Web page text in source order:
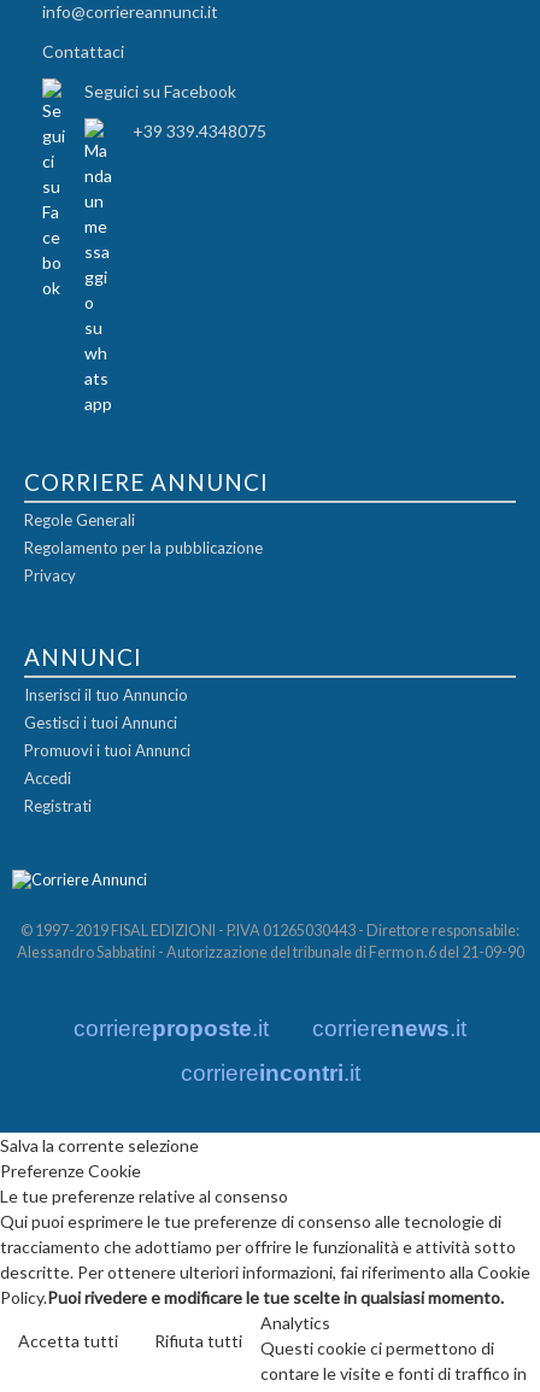
info@corriereannunci.it
Contattaci
Seguici su Facebook
+39 339.4348075
CORRIERE ANNUNCI
Regole Generali
Regolamento per la pubblicazione
Privacy
ANNUNCI
Inserisci il tuo Annuncio
Gestisci i tuoi Annunci
Promuovi i tuoi Annunci
Accedi
Registrati
© 1997-2019 FISAL EDIZIONI - P.IVA 01265030443 - Direttore responsabile:
Alessandro Sabbatini - Autorizzazione del tribunale di Fermo n.6 del 21-09-90
corriereproposte.it corrierenews.it
corriereincontri.it
Salva la corrente selezione
Preferenze Cookie
Le tue preferenze relative al consenso
Qui puoi esprimere le tue preferenze di consenso alle tecnologie di
tracciamento che adottiamo per offrire le funzionalità e attività sotto
descritte. Per ottenere ulteriori informazioni, fai riferimento alla Cookie
Policy.Puoi rivedere e modificare le tue scelte in qualsiasi momento.
Accetta tutti Rifiuta tutti
Analytics
Questi cookie ci permettono di
contare le visite e fonti di traffico in